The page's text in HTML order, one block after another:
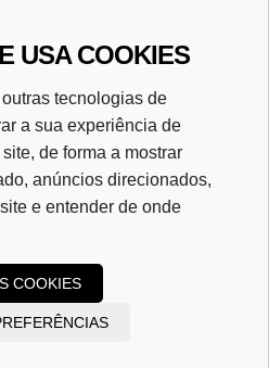
USA COOKIES
tecnologias de
a sua experiência de
de forma a mostrar
anúncios direcionados,
e entender de onde
COOKIES